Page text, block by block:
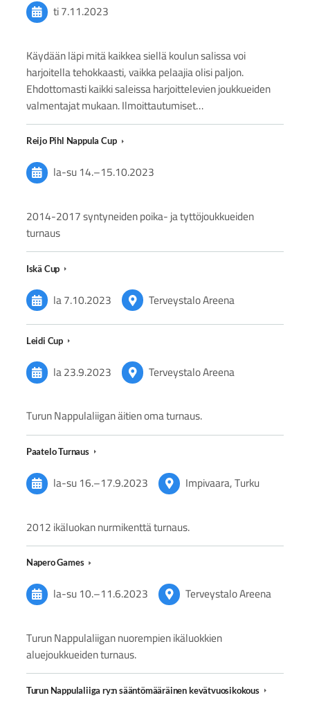
ti 7.11.2023
Käydään läpi mitä kaikkea siellä koulun salissa voi
harjoitella tehokkaasti, vaikka pelaajia olisi paljon.
Ehdottomasti kaikki saleissa harjoittelevien joukkueiden
valmentajat mukaan. Ilmoittautumiset…
Reijo Pihl Nappula Cup
la-su14.–15.10.2023
2014-2017 syntyneiden poika- ja tyttöjoukkueiden
turnaus
Iskä Cup
la 7.10.2023 Terveystalo Areena
Leidi Cup
la 23.9.2023 Terveystalo Areena
Turun Nappulaliigan äitien oma turnaus.
Paatelo Turnaus
la-su16.–17.9.2023 Impivaara, Turku
2012 ikäluokan nurmikenttä turnaus.
Napero Games
la-su10.–11.6.2023 Terveystalo Areena
Turun Nappulaliigan nuorempien ikäluokkien
aluejoukkueiden turnaus.
Turun Nappulaliiga ry:n sääntömääräinen kevätvuosikokous